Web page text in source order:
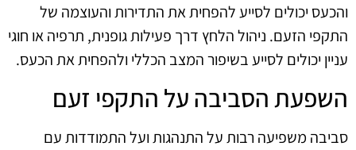
והכעס יכולים לסייע להפחית את התדירות והעוצמה של
התקפי הזעם. ניהול הלחץ דרך פעילות גופנית, תרפיה או חוגי
עניין יכולים לסייע בשיפור המצב הכללי ולהפחית את הכעס.
השפעת הסביבה על התקפי זעם
סביבה משפיעה רבות על התנהגות ועל התמודדות עם